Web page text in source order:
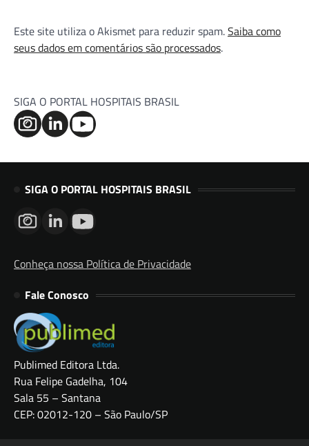
Este site utiliza o Akismet para reduzir spam.Saiba como
seus dados em comentários são processados.
SIGA O PORTAL HOSPITAIS BRASIL
SIGA O PORTAL HOSPITAIS BRASIL
Conheça nossa Política de Privacidade
Fale Conosco
Publimed Editora Ltda.
Rua Felipe Gadelha, 104
Sala 55 – Santana
CEP: 02012-120 – São Paulo/SP